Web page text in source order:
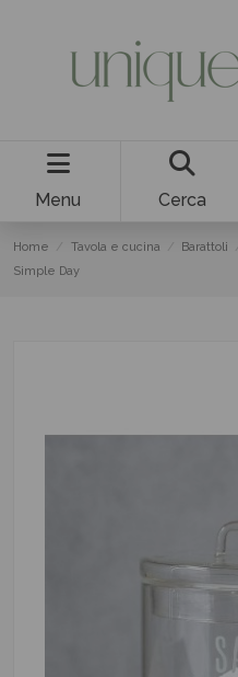
Menu Cerca
Home Tavola e cucina Barattoli
Simple Day